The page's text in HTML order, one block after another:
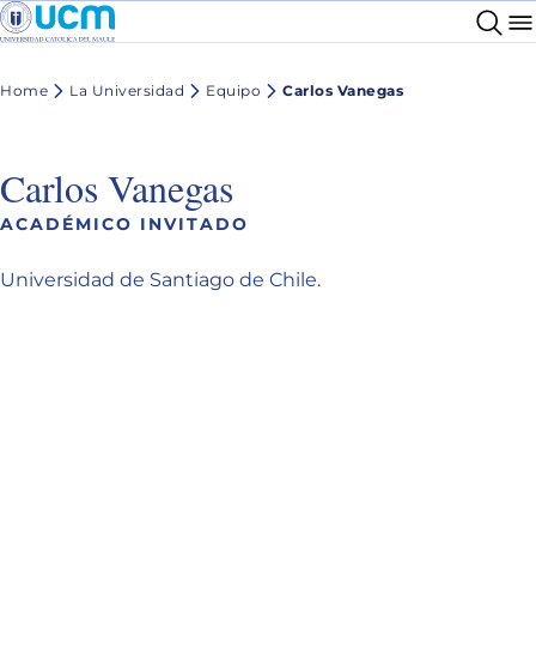
Home La Universidad Equipo Carlos Vanegas
Carlos Vanegas
ACADÉMICO INVITADO
Universidad de Santiago de Chile.